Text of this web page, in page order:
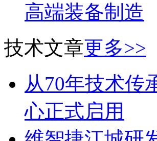
高端装备制造
技术文章更多>>
从70年技术
心正式启用